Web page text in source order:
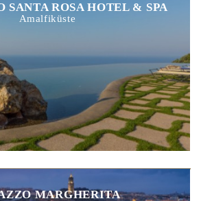
SANTA ROSA HOTEL & SPA
Amalfiküste
MARGHERITA